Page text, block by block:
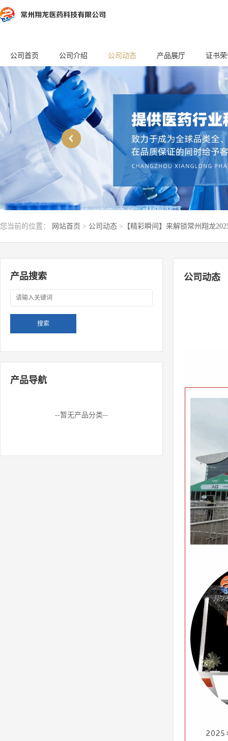
公司首页 公司介绍 公司动态 产品展厅 证书
您当前的位置： 网站首页 > 公司动态 > 【精彩瞬间】来解锁常州翔龙
产品搜索
产品导航
--暂无产品分类--
公司动态